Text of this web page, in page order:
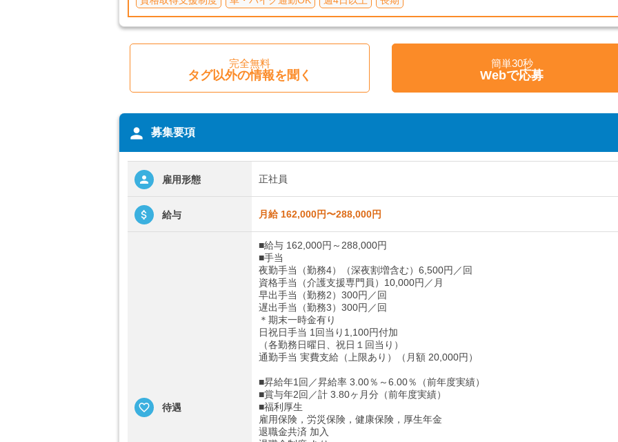
完全無料
タグ以外の情報を聞く
簡単30秒
Webで応募
person 募集要項
雇用形態 正社員
給与 月給 162,000円〜288,000円
待遇
■給与 162,000円～288,000円
■手当
夜勤手当（勤務4）（深夜割増含む）6,500円／回
資格手当（介護支援専門員）10,000円／月
早出手当（勤務2）300円／回
遅出手当（勤務3）300円／回
＊期末一時金有り
日祝日手当 1回当り1,100円付加
（各勤務日曜日、祝日１回当り）
通勤手当 実費支給（上限あり）（月額 20,000円）
■昇給年1回／昇給率 3.00％～6.00％（前年度実績）
■賞与年2回／計 3.80ヶ月分（前年度実績）
■福利厚生
雇用保険，労災保険，健康保険，厚生年金
退職金共済 加入